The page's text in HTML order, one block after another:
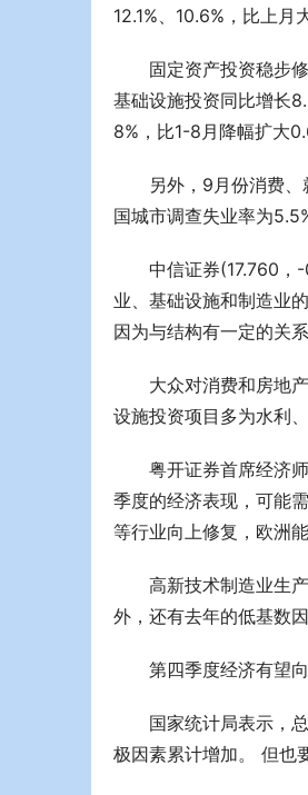
12.1%、10.6%，比上月
固定资产投资稳步
基础设施投资同比增长
8%，比1-8月降幅扩大
另外，9月份消费
国城市调查失业率为
中信证券(17.760，
业、基础设施和制造业
因为与结构有一定的关系
大众对消费和房地
设施投资项目多为水利
粤开证券首席经济
季度的经济表现，可能
等行业向上修复，欧洲
高新技术制造业生
外，还有去年的低基数
第四季度经济有望
国家统计局表示，
极因素累计增加。 但也